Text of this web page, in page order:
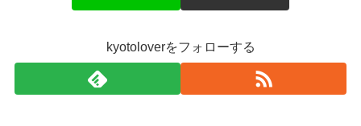
kyotoloverをフォローする